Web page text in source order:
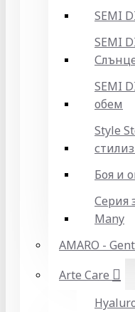
SEMI
SEMI
SEMI
обем
Style
Боя и
Серия
Many
AMARO -
Arte Care